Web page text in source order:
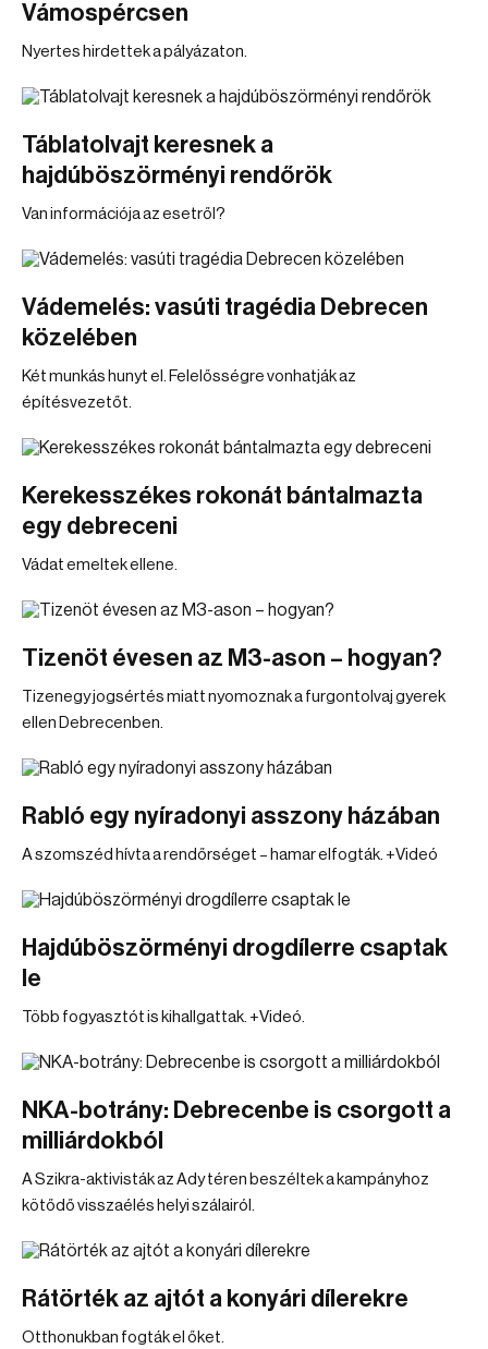
Vámospércsen
Nyertes hirdettek a pályázaton.
Táblatolvajt keresnek a
hajdúböszörményi rendőrök
Van információja az esetről?
Vádemelés: vasúti tragédia Debrecen
közelében
Két munkás hunyt el. Felelősségre vonhatják az
építésvezetőt.
Kerekesszékes rokonát bántalmazta
egy debreceni
Vádat emeltek ellene.
Tizenöt évesen az M3-ason – hogyan?
Tizenegy jogsértés miatt nyomoznak a furgontolvaj gyerek
ellen Debrecenben.
Rabló egy nyíradonyi asszony házában
A szomszéd hívta a rendőrséget – hamar elfogták. +Videó
Hajdúböszörményi drogdílerre csaptak
le
Több fogyasztót is kihallgattak. +Videó.
NKA-botrány: Debrecenbe is csorgott a
milliárdokból
A Szikra-aktivisták az Ady téren beszéltek a kampányhoz
kötődő visszaélés helyi szálairól.
Rátörték az ajtót a konyári dílerekre
Otthonukban fogták el őket.